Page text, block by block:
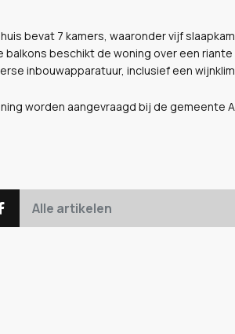
bevat 7 kamers, waaronder vijf
beschikt de woning over een riante
inbouwapparatuur, inclusief een
worden aangevraagd bij de gemeente
Alle artikelen